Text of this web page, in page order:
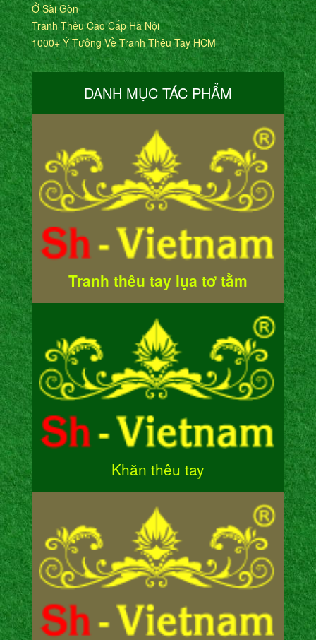
Ở Sài Gòn
Tranh Thêu Cao Cấp Hà Nội
1000+ Ý Tưởng Về Tranh Thêu Tay HCM
DANH MỤC TÁC PHẨM
Tranh thêu tay lụa tơ tằm
Khăn thêu tay